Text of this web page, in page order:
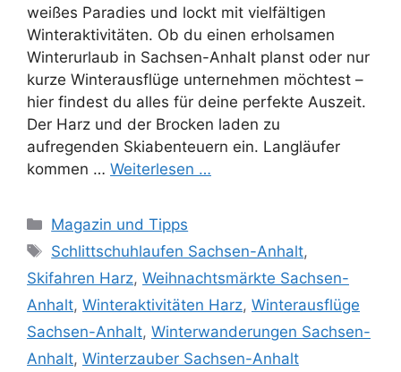
weißes Paradies und lockt mit vielfältigen
Winteraktivitäten. Ob du einen erholsamen
Winterurlaub in Sachsen-Anhalt planst oder nur
kurze Winterausflüge unternehmen möchtest –
hier findest du alles für deine perfekte Auszeit.
Der Harz und der Brocken laden zu
aufregenden Skiabenteuern ein. Langläufer
kommen … Weiterlesen …
Kategorien
Magazin und Tipps
Schlagwörter
Schlittschuhlaufen Sachsen-Anhalt,
Skifahren Harz, Weihnachtsmärkte Sachsen-
Anhalt, Winteraktivitäten Harz, Winterausflüge
Sachsen-Anhalt, Winterwanderungen Sachsen-
Anhalt, Winterzauber Sachsen-Anhalt